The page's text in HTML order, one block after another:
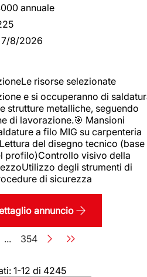
annuale
7/8/2026
risorse selezionate
e si occuperanno di
strutture metalliche, seguendo
di lavorazione.🎯 Mansioni
a filo MIG su carpenteria
del disegno tecnico (base
profilo)Controllo visivo della
degli strumenti di
di sicurezza
annuncio
... Pagina
354
1-12 di 4245